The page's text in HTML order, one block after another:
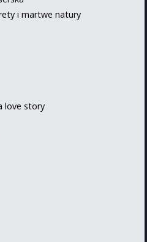
i martwe natury
love story